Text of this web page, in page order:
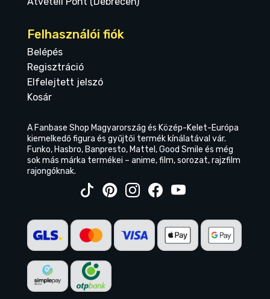
Felhasználói fiók
Belépés
Regisztráció
Elfelejtett jelszó
Kosár
A Fanbase Shop Magyarország és Közép-Kelet-Európa
kiemelkedő figura és gyűjtői termék kínálatával vár.
Funko, Hasbro, Banpresto, Mattel, Good Smile és még
sok más márka termékei – anime, film, sorozat, rajzfilm
rajongóknak.